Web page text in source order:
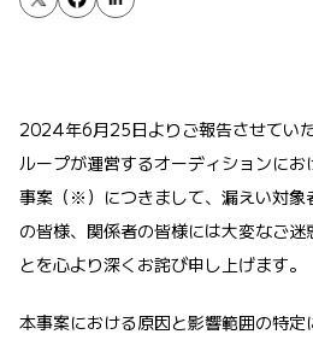
2024年6月25日よりご報告させてい
ループが運営するオーディションに
事案（※）につきまして、漏えい対象
の皆様、関係者の皆様には大変なご
とを心より深くお詫び申し上げます。
本事案における原因と影響範囲の特